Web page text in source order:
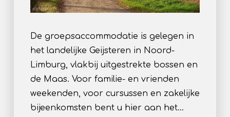
De groepsaccommodatie is gelegen in
het landelijke Geijsteren in Noord-
Limburg, vlakbij uitgestrekte bossen en
de Maas. Voor familie- en vrienden
weekenden, voor cursussen en zakelijke
bijeenkomsten bent u hier aan het…